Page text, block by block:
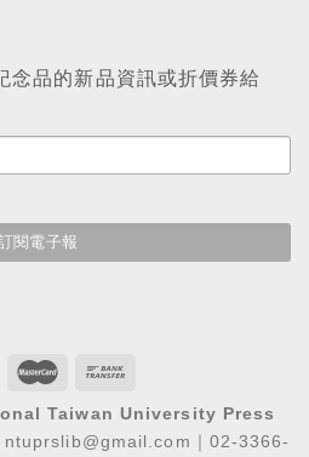
念品的新品資訊或折價券給
Taiwan University Press
ntuprslib@gmail.com｜02-3366-